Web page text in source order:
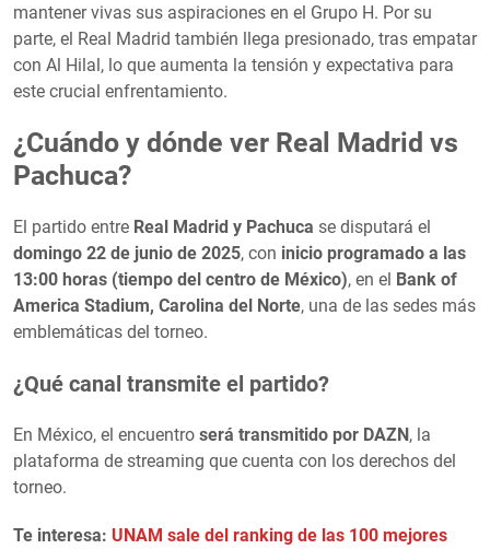
mantener vivas sus aspiraciones en el Grupo H. Por su
parte, el Real Madrid también llega presionado, tras empatar
con Al Hilal, lo que aumenta la tensión y expectativa para
este crucial enfrentamiento.
¿Cuándo y dónde ver Real Madrid vs
Pachuca?
El partido entre Real Madrid y Pachuca se disputará el
domingo 22 de junio de 2025, con inicio programado a las
13:00 horas (tiempo del centro de México), en el Bank of
America Stadium, Carolina del Norte, una de las sedes más
emblemáticas del torneo.
¿Qué canal transmite el partido?
En México, el encuentro será transmitido por DAZN, la
plataforma de streaming que cuenta con los derechos del
torneo.
Te interesa: UNAM sale del ranking de las 100 mejores